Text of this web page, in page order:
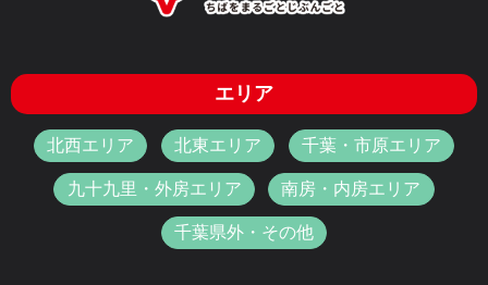
エリア
北西エリア 北東エリア 千葉・市原エリア
九十九里・外房エリア 南房・内房エリア
千葉県外・その他